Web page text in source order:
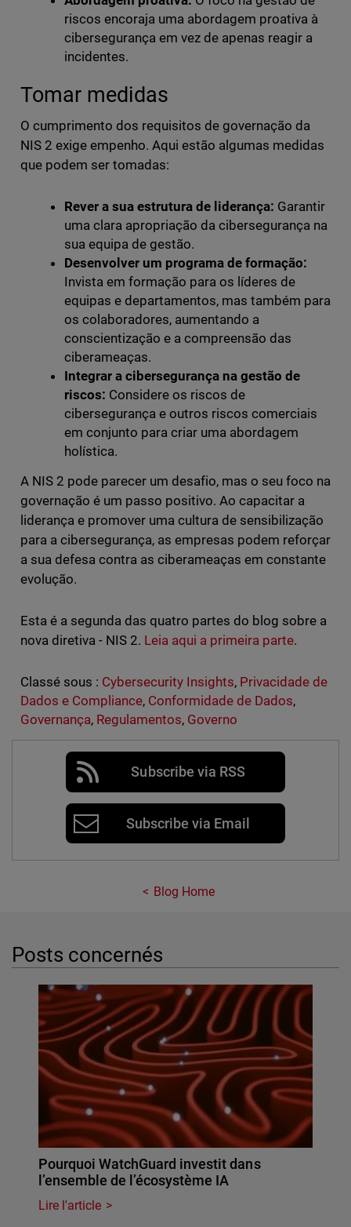
riscos encoraja uma abordagem proativa à
cibersegurança em vez de apenas reagir a
incidentes.
Tomar medidas
O cumprimento dos requisitos de governação da
NIS 2 exige empenho. Aqui estão algumas medidas
que podem ser tomadas:
Rever a sua estrutura de liderança: Garantir
uma clara apropriação da cibersegurança na
sua equipa de gestão.
Desenvolver um programa de formação:
Invista em formação para os líderes de
equipas e departamentos, mas também para
os colaboradores, aumentando a
conscientização e a compreensão das
ciberameaças.
Integrar a cibersegurança na gestão de
riscos: Considere os riscos de
cibersegurança e outros riscos comerciais
em conjunto para criar uma abordagem
holística.
A NIS 2 pode parecer um desafio, mas o seu foco na
governação é um passo positivo. Ao capacitar a
liderança e promover uma cultura de sensibilização
para a cibersegurança, as empresas podem reforçar
a sua defesa contra as ciberameaças em constante
evolução.
Esta é a segunda das quatro partes do blog sobre a
nova diretiva - NIS 2. Leia aqui a primeira parte.
Classé sous : Cybersecurity Insights, Privacidade de
Dados e Compliance, Conformidade de Dados,
Governança, Regulamentos, Governo
Subscribe via RSS
Subscribe via Email
Blog Home
Posts concernés
Pourquoi WatchGuard investit dans
l’ensemble de l’écosystème IA
Lire l'article